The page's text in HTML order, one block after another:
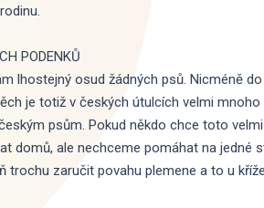
PODENKŮ
lhostejný osud žádných psů. Nicméně
je totiž v českých útulcích velmi
psům. Pokud někdo chce toto
domů, ale nechceme pomáhat na jedné
trochu zaručit povahu plemene a to u